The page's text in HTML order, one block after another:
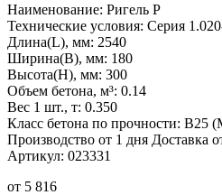
Наименование: Ригель Р
Технические условия: Серия
Длина(L), мм: 2540
Ширина(B), мм: 180
Высота(H), мм: 300
Объем бетона, м³: 0.14
Вес 1 шт., т: 0.350
Класс бетона по прочности: В25
Производство от 1 дня Доставка
Артикул: 023331
от 5 816